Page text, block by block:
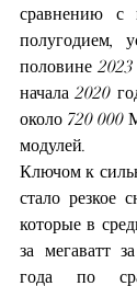
сравнению с
полугодием,
половине 2023
начала 2020
около 720
модулей.
Ключом к
стало резкое
которые в
за мегаватт
года по